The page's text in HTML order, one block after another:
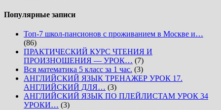
Популярные записи
Топ-7 школ-пансионов с проживанием в Москве и…
(86)
ПРАКТИЧЕСКИЙ КУРС ЧТЕНИЯ И
ПРОИЗНОШЕНИЯ — УРОК… (7)
Вся математика 5 класс за 1 час. (3)
АНГЛИЙСКИЙ ЯЗЫК ТРЕНАЖЕР УРОК 17.
АНГЛИЙСКИЙ ДЛЯ… (3)
АНГЛИЙСКИЙ ЯЗЫК ПО ПЛЕЙЛИСТАМ УРОК 34
УРОКИ… (3)